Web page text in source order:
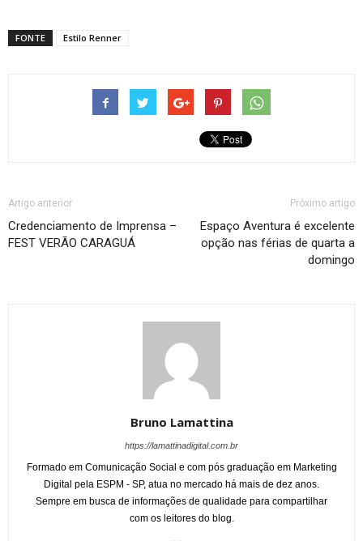
FONTE Estilo Renner
Artigo anterior
Credenciamento de Imprensa –
FEST VERÃO CARAGUÁ
Próximo artigo
Espaço Aventura é excelente
opção nas férias de quarta a
domingo
Bruno Lamattina
https://lamattinadigital.com.br
Formado em Comunicação Social e com pós graduação em Marketing
Digital pela ESPM - SP, atua no mercado há mais de dez anos.
Sempre em busca de informações de qualidade para compartilhar
com os leitores do blog.